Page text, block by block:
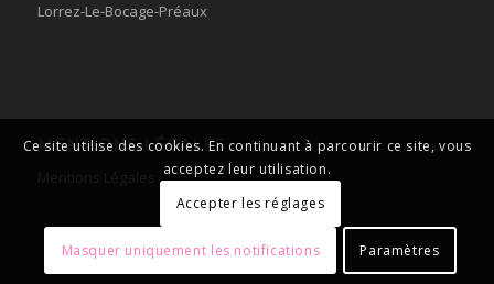
Lorrez-Le-Bocage-Préaux
MENTIONS LÉGALES
Ce site utilise des cookies. En continuant à parcourir ce site, vous
acceptez leur utilisation.
Accepter les réglages
Masquer uniquement les notifications Paramètres